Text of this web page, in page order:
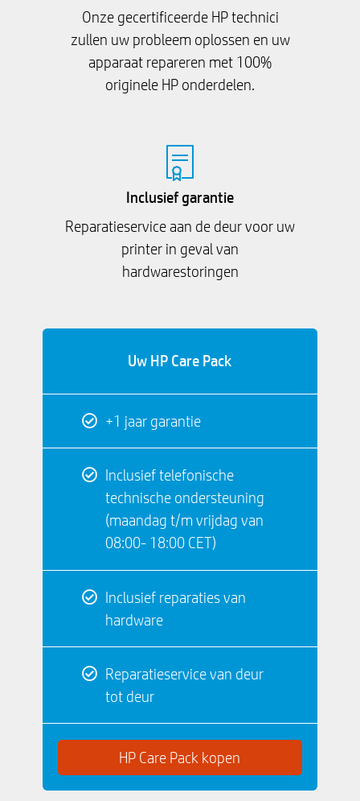
Onze gecertificeerde HP technici
zullen uw probleem oplossen en uw
apparaat repareren met 100%
originele HP onderdelen.
Inclusief garantie
Reparatieservice aan de deur voor uw
printer in geval van
hardwarestoringen
Uw HP Care Pack
+1 jaar garantie
Inclusief telefonische
technische ondersteuning
(maandag t/m vrijdag van
08:00- 18:00 CET)
Inclusief reparaties van
hardware
Reparatieservice van deur
tot deur
HP Care Pack kopen